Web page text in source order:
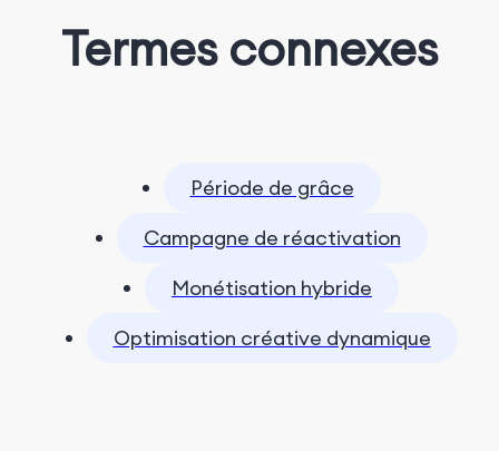
Termes connexes
Période de grâce
Campagne de réactivation
Monétisation hybride
Optimisation créative dynamique